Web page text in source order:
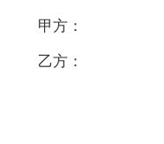
甲方：
乙方：